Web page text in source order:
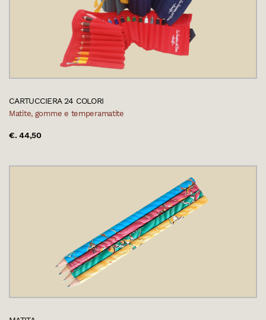
CARTUCCIERA 24 COLORI
Matite, gomme e temperamatite
€. 44,50